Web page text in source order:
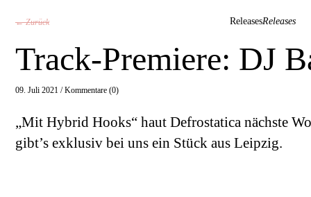
← Zurück ReleasesReleases
Track-Premiere: DJ
09. Juli 2021 /Kommentare (0)
„Mit Hybrid Hooks“ haut Defrostatica nächste
gibt’s exklusiv bei uns ein Stück aus Leipzig.